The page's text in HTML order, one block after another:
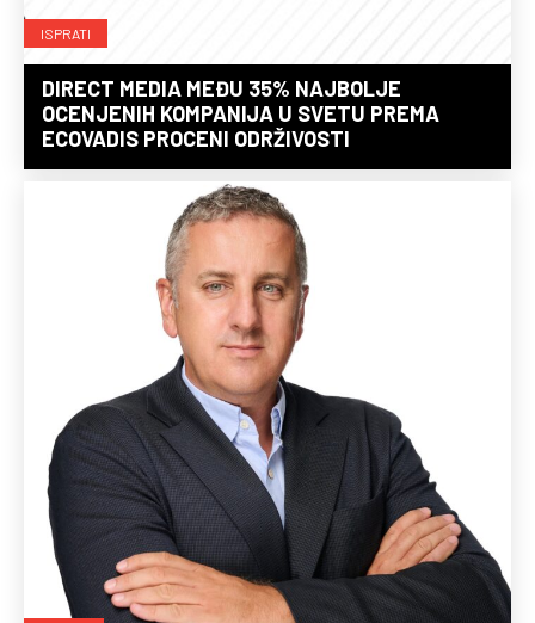
ISPRATI
DIRECT MEDIA MEĐU 35% NAJBOLJE
OCENJENIH KOMPANIJA U SVETU PREMA
ECOVADIS PROCENI ODRŽIVOSTI